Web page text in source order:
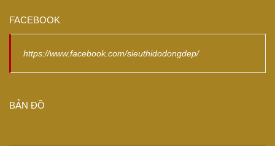
FACEBOOK
https://www.facebook.com/sieuthidodongdep/
BẢN ĐỒ